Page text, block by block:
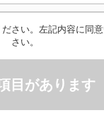
さい。左記内容に同
さい。
目があります